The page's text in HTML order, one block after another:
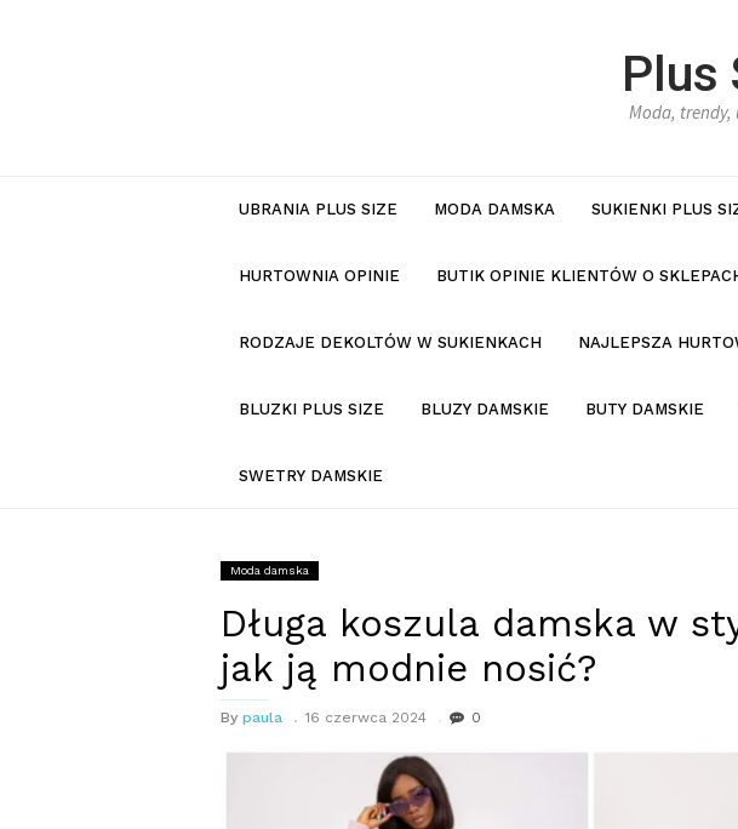
Plus
Moda, trendy,
UBRANIA PLUS SIZE MODA DAMSKA SUKIENKI PLUS
HURTOWNIA OPINIE BUTIK OPINIE KLIENTÓW O
RODZAJE DEKOLTÓW W SUKIENKACH NAJLEPSZA
BLUZKI PLUS SIZE BLUZY DAMSKIE BUTY DAMSKIE
SWETRY DAMSKIE
Moda damska
Długa koszula damska w
jak ją modnie nosić?
By paula 16 czerwca 2024 0